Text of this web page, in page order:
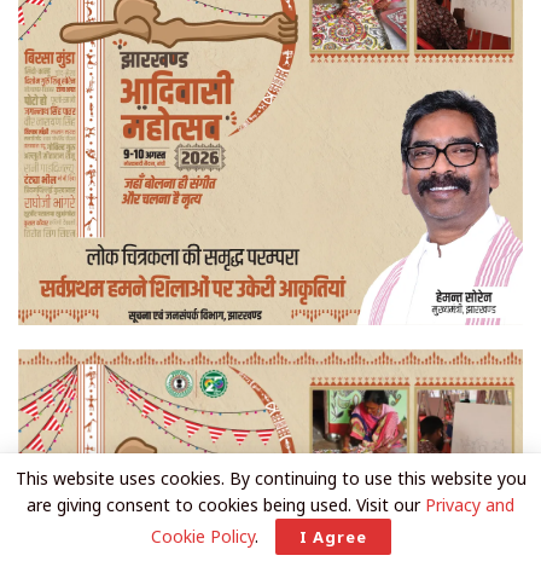
This website uses cookies. By continuing to use this website you
are giving consent to cookies being used. Visit our Privacy and
Cookie Policy. I Agree